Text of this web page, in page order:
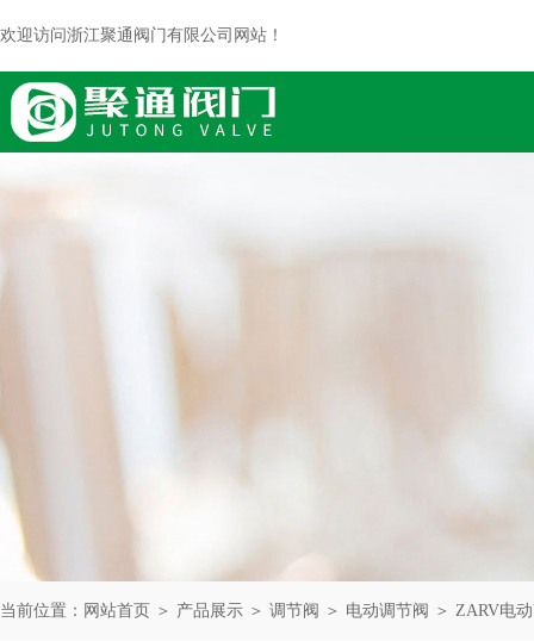
欢迎访问浙江聚通阀门有限公司网站！
当前位置： 网站首页 ＞ 产品展示 ＞ 调节阀 ＞ 电动调节阀 ＞ ZARV电